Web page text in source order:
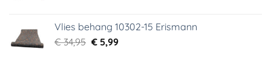
€ 34,95.€ 5,99.
Vlies behang 10302-15 Erismann
€34,95 Oorspronkelijke
€5,99Huidige